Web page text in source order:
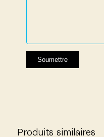
Produits similaires